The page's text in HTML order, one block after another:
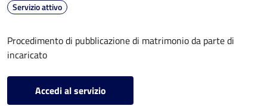
Servizio attivo
Procedimento di pubblicazione di matrimonio da parte di
incaricato
Accedi al servizio